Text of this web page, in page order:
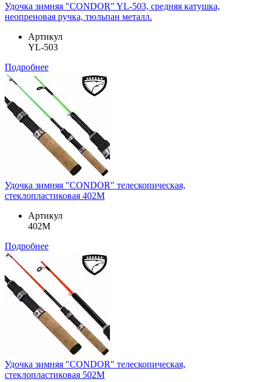
Удочка зимняя "CONDOR" YL-503, средняя катушка,
неопреновая ручка, тюльпан металл.
Артикул
YL-503
Подробнее
Удочка зимняя "CONDOR" телескопическая,
стеклопластиковая 402M
Артикул
402M
Подробнее
Удочка зимняя "CONDOR" телескопическая,
стеклопластиковая 502M